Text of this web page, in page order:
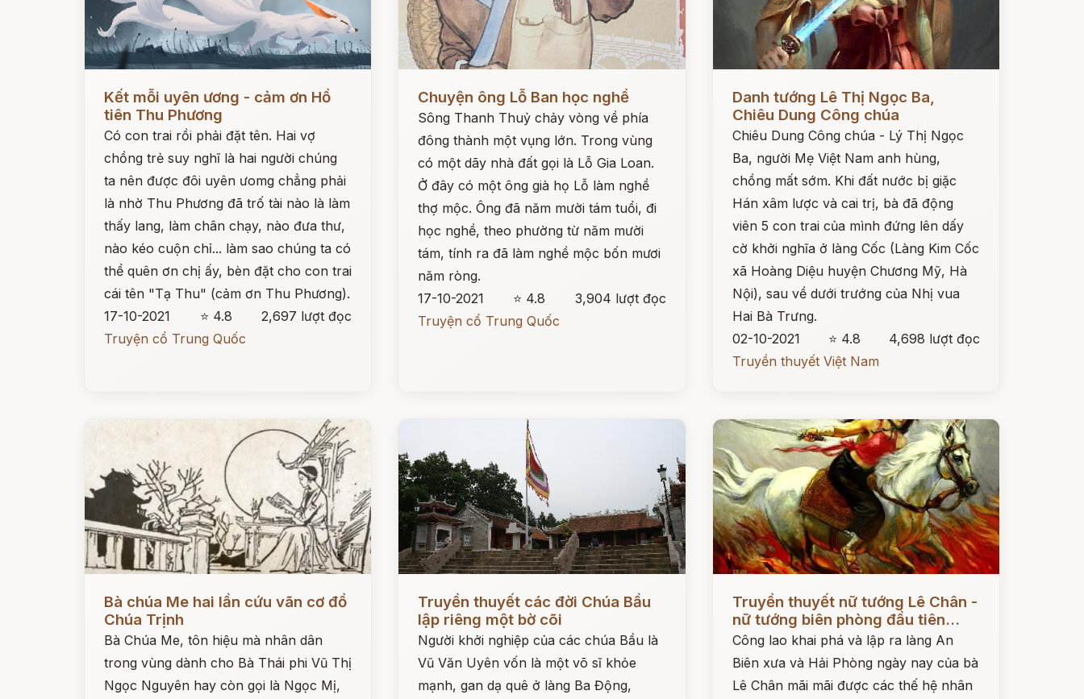
Đọc ngay
Kết mỗi uyên ương - cảm ơn Hồ
tiên Thu Phương
Có con trai rồi phải đặt tên. Hai vợ
chồng trẻ suy nghĩ là hai người chúng
ta nên được đôi uyên ưomg chẳng phải
là nhờ Thu Phương đã trố tài nào là làm
thấy lang, làm chân chạy, nào đưa thư,
nào kéo cuộn chỉ... làm sao chúng ta có
thể quên ơn chị ấy, bèn đặt cho con trai
cái tên "Tạ Thu" (cảm ơn Thu Phương).
17-10-2021
⭐ 4.8
2,697 lượt đọc
Truyện cổ Trung Quốc
Chuyện ông Lỗ Ban học nghề
Sông Thanh Thuỷ chảy vòng về phía
đông thành một vụng lớn. Trong vùng
có một dãy nhà đất gọi là Lỗ Gia Loan.
Ở đây có một ông già họ Lỗ làm nghề
thợ mộc. Ông đã năm mười tám tuổi, đi
học nghề, theo phường từ năm mười
tám, tính ra đã làm nghề mộc bốn mươi
năm ròng.
17-10-2021
⭐ 4.8
3,904 lượt đọc
Truyện cổ Trung Quốc
Danh tướng Lê Thị Ngọc Ba,
Chiêu Dung Công chúa
Chiêu Dung Công chúa - Lý Thị Ngọc
Ba, người Mẹ Việt Nam anh hùng,
chồng mất sớm. Khi đất nước bị giặc
Hán xâm lược và cai trị, bà đã động
viên 5 con trai của mình đứng lên dấy
cờ khởi nghĩa ở làng Cốc (Làng Kim Cốc
xã Hoàng Diệu huyện Chương Mỹ, Hà
Nội), sau về dưới trướng của Nhị vua
Hai Bà Trưng.
02-10-2021
⭐ 4.8
4,698 lượt đọc
Truyền thuyết Việt Nam
Bà chúa Me hai lần cứu vãn cơ đồ
Chúa Trịnh
Bà Chúa Me, tôn hiệu mà nhân dân
trong vùng dành cho Bà Thái phi Vũ Thị
Ngọc Nguyên hay còn gọi là Ngọc Mị,
Đọc ngay
Truyền thuyết các đời Chúa Bầu
lập riêng một bờ cõi
Người khởi nghiệp của các chúa Bầu là
Vũ Văn Uyên vốn là một võ sĩ khỏe
mạnh, gan dạ quê ở làng Ba Động,
Đọc ngay
Truyền thuyết nữ tướng Lê Chân -
nữ tướng biên phòng đầu tiên...
Công lao khai phá và lập ra làng An
Biên xưa và Hải Phòng ngày nay của bà
Lê Chân mãi mãi được các thế hệ nhân